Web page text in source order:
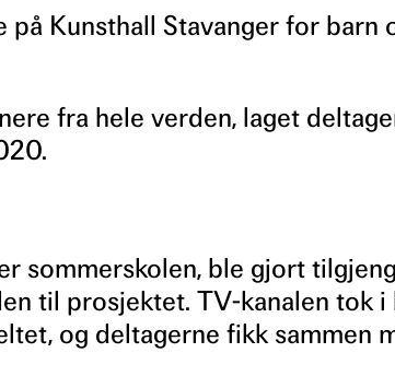
Kunsthall Stavanger for barn
fra hele verden, laget
sommerskolen, ble gjort
til prosjektet. TV-kanalen tok i
og deltagerne fikk sammen